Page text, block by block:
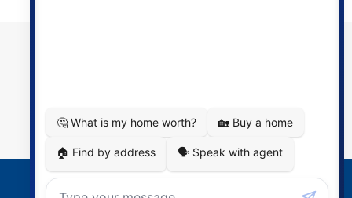
Téléphone:519-466-3833